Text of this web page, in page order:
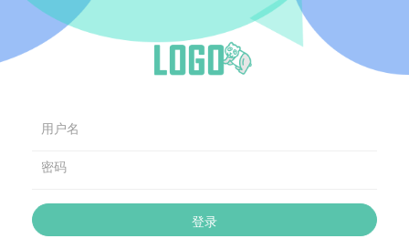
用户名
密码
登录